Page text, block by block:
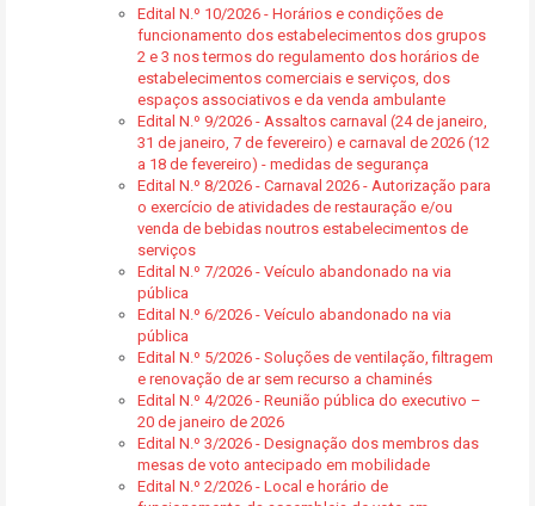
Edital N.º 10/2026 - Horários e condições de
funcionamento dos estabelecimentos dos grupos
2 e 3 nos termos do regulamento dos horários de
estabelecimentos comerciais e serviços, dos
espaços associativos e da venda ambulante
Edital N.º 9/2026 - Assaltos carnaval (24 de janeiro,
31 de janeiro, 7 de fevereiro) e carnaval de 2026 (12
a 18 de fevereiro) - medidas de segurança
Edital N.º 8/2026 - Carnaval 2026 - Autorização para
o exercício de atividades de restauração e/ou
venda de bebidas noutros estabelecimentos de
serviços
Edital N.º 7/2026 - Veículo abandonado na via
pública
Edital N.º 6/2026 - Veículo abandonado na via
pública
Edital N.º 5/2026 - Soluções de ventilação, filtragem
e renovação de ar sem recurso a chaminés
Edital N.º 4/2026 - Reunião pública do executivo –
20 de janeiro de 2026
Edital N.º 3/2026 - Designação dos membros das
mesas de voto antecipado em mobilidade
Edital N.º 2/2026 - Local e horário de